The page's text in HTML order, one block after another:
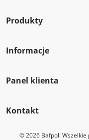
Produkty
Informacje
Panel klienta
Kontakt
© 2026 Bafpol.